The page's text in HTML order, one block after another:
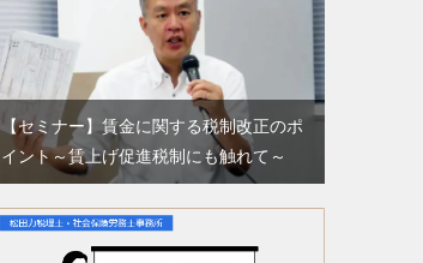
【セミナー】賃金に関する税制改正のポ
イント～賃上げ促進税制にも触れて～